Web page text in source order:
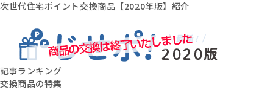
次世代住宅ポイント交換商品【2020年版】紹介
記事ランキング
交換商品の特集